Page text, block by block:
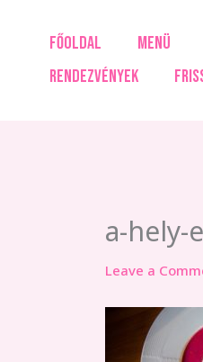
FŐOLDAL MENÜ
RENDEZVÉNYEK
a-
Leave a